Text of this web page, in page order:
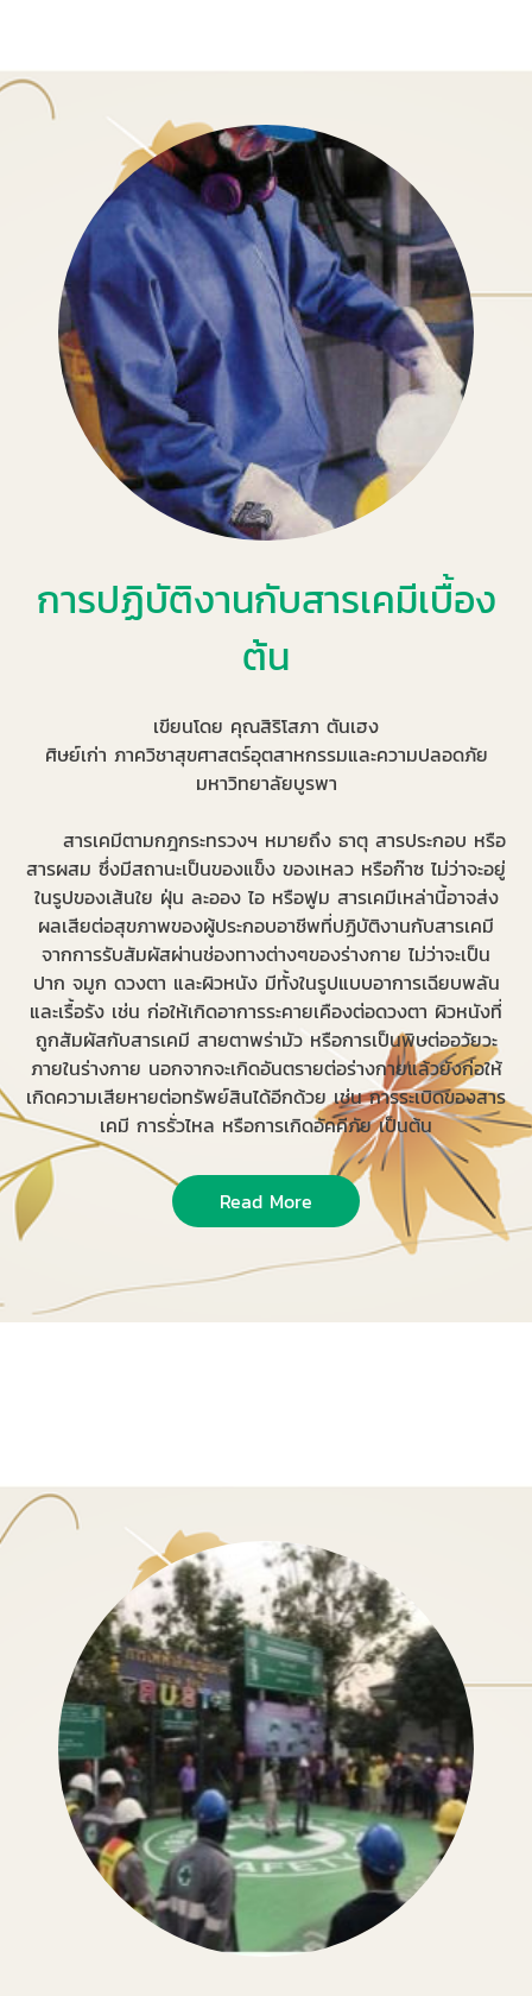
การปฏิบัติงานกับสารเคมีเบื้อง
ต้น
เขียนโดย คุณสิริโสภา ตันเฮง
ศิษย์เก่า ภาควิชาสุขศาสตร์อุตสาหกรรมและความปลอดภัย
มหาวิทยาลัยบูรพา
สารเคมีตามกฎกระทรวงฯ หมายถึง ธาตุ สารประกอบ หรือ
สารผสม ซึ่งมีสถานะเป็นของแข็ง ของเหลว หรือก๊าซ ไม่ว่าจะอยู่
ในรูปของเส้นใย ฝุ่น ละออง ไอ หรือฟูม สารเคมีเหล่านี้อาจส่ง
ผลเสียต่อสุขภาพของผู้ประกอบอาชีพที่ปฏิบัติงานกับสารเคมี
จากการรับสัมผัสผ่านช่องทางต่างๆของร่างกาย ไม่ว่าจะเป็น
ปาก จมูก ดวงตา และผิวหนัง มีทั้งในรูปแบบอาการเฉียบพลัน
และเรื้อรัง เช่น ก่อให้เกิดอาการระคายเคืองต่อดวงตา ผิวหนังที่
ถูกสัมผัสกับสารเคมี สายตาพร่ามัว หรือการเป็นพิษต่ออวัยวะ
ภายในร่างกาย นอกจากจะเกิดอันตรายต่อร่างกายแล้วยังก่อให้
เกิดความเสียหายต่อทรัพย์สินได้อีกด้วย เช่น การระเบิดของสาร
เคมี การรั่วไหล หรือการเกิดอัคคีภัย เป็นต้น
Read More